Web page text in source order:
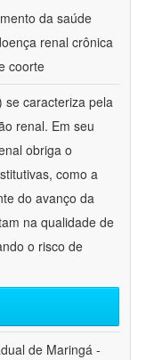
da saúde
renal crônica
coorte
se caracteriza pela
renal. Em seu
obriga o
como a
do avanço da
na qualidade de
o risco de
de Maringá -